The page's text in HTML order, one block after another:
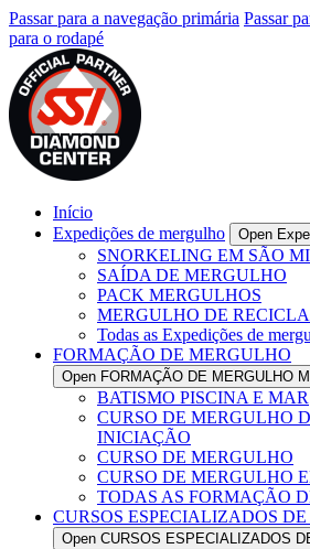
Passar para a navegação primária Passar
para o rodapé
Início
Expedições de mergulho
Open
SNORKELING EM SÃO
SAÍDA DE MERGULHO
PACK MERGULHOS
MERGULHO DE
Todas as Expedições de
FORMAÇÃO DE MERGULHO
Open FORMAÇÃO DE MERGULHO
BATISMO PISCINA E MAR
CURSO DE MERGULHO
INICIAÇÃO
CURSO DE MERGULHO
CURSO DE MERGULHO
TODAS AS FORMAÇÃO
CURSOS ESPECIALIZADOS
Open CURSOS ESPECIALIZADOS